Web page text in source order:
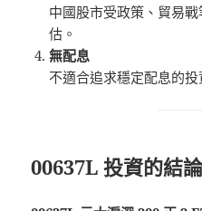
中國股市受政策、貿易
估。
無配息
不適合追求穩定配息的投
00637L 投資的結